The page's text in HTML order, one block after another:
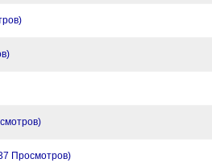
Просмотров)